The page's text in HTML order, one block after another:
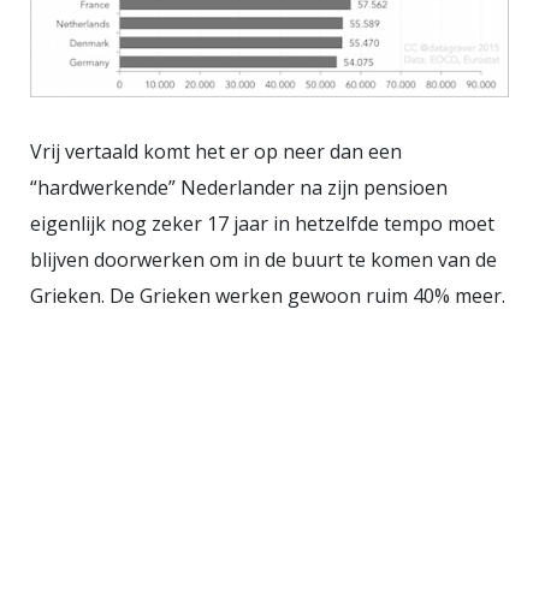
Vrij vertaald komt het er op neer dan een
“hardwerkende” Nederlander na zijn pensioen
eigenlijk nog zeker 17 jaar in hetzelfde tempo moet
blijven doorwerken om in de buurt te komen van de
Grieken. De Grieken werken gewoon ruim 40% meer.